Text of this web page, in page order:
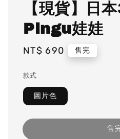
【現貨】日
Pingu娃娃
Regular
NT$ 690 售完
款式
圖片色
售